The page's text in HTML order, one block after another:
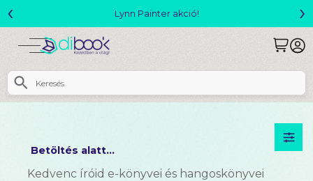
akció! Megjelent! L. J. Shen:
‹ ›
Betöltés alatt...
Kedvenc íróid e-könyvei és hangoskönyvei